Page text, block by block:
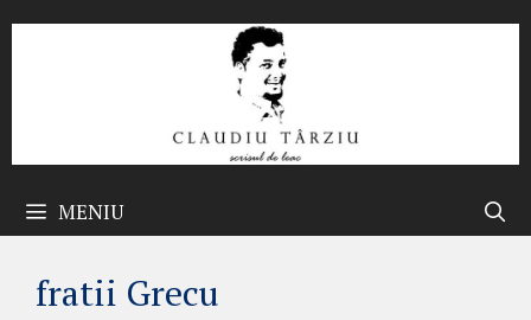
MENIU
fratii Grecu